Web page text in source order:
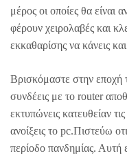
μέρος οι οποίες θα είναι
φέρουν χειρολαβές και
εκκαθαρίσης να κάνεις
Βρισκόμαστε στην εποχή
συνδέεις με το router
εκτυπώνεις κατευθείαν
ανοίξεις το pc.Πιστεύω
περίοδο πανδημίας. Αυτή